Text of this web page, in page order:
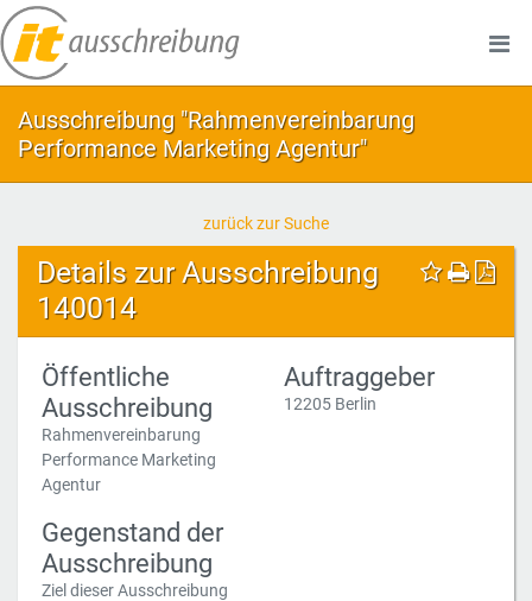
Ausschreibung "Rahmenvereinbarung
Performance Marketing Agentur"
zurück zur Suche
Details zur Ausschreibung
140014
Öffentliche
Ausschreibung
Rahmenvereinbarung
Performance Marketing
Agentur
Gegenstand der
Ausschreibung
Ziel dieser Ausschreibung
Auftraggeber
12205 Berlin